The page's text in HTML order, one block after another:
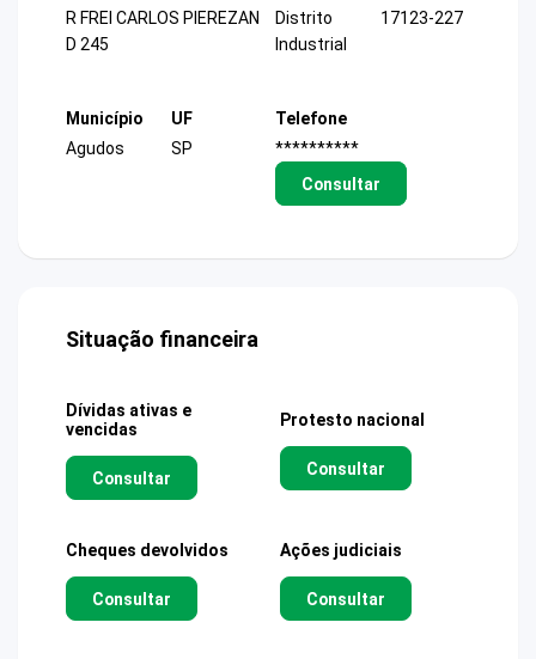
R FREI CARLOS PIEREZAN
D 245
Distrito
Industrial
17123-227
Município
Agudos
UF
SP
Telefone
**********
Consultar
Situação financeira
Dívidas ativas e
vencidas
Consultar
Protesto nacional
Consultar
Cheques devolvidos
Consultar
Ações judiciais
Consultar